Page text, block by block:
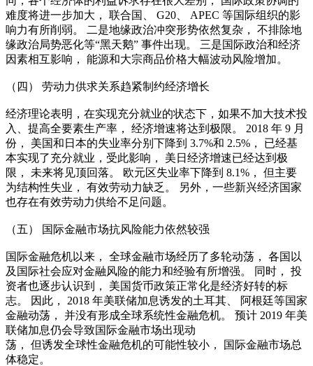
难度将进一步加大， 联合国、 G20、 APEC 等国际组织的影
响力有所削弱。 二是地缘政治冲突形势依然复杂， 不排除地
缘政治局势恶化等“黑天鹅” 事件出现。 三是国际政治和经济
因素相互影响， 能源和大宗商品价格大幅波动风险增加。
（四） 劳动力供求关系趋紧制约经济增长
经济理论表明，在实现充分就业的状态下，如果不加大技术投
入、提高全要素生产率， 经济增速将达到极限。 2018 年 9 月
份， 美国和日本的失业率分别下降到 3.7%和 2.5%， 已经基
本实现了充分就业，受此影响， 美日经济增速已经达到极
限， 未来将见顶回落。 欧元区失业率下降到 8.1%， 但主要
为结构性失业， 有效劳动力缺乏。 另外，一些新兴经济国家
也存在有效劳动力供给不足问题。
（五） 国际金融市场抗风险能力依然较强
国际金融危机以来， 全球金融市场经历了多轮动荡， 各国以
及国际社会应对金融风险的能力和经验有所增强。 同时， 投
资者也逐步认识到， 美国货币政策正常化是经济好转的标
志。 因此， 2018 年美联储加息诱发的土耳其、 阿根廷等国家
金融动荡， 并没有形成全球系统性金融危机。 预计 2019 年美
联储加息仍会导致国际金融市场出现动
荡， 但诱发全球性金融危机的可能性较小， 国际金融市场总
体稳定。